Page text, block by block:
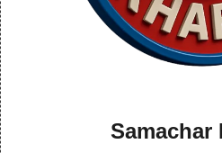
Samachar